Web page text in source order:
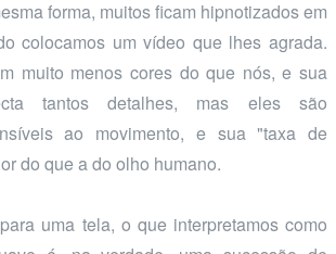
forma, muitos ficam hipnotizados em
colocamos um vídeo que lhes agrada.
muito menos cores do que nós, e sua
tantos detalhes, mas eles são
ao movimento, e sua "taxa de
do que a do olho humano.
uma tela, o que interpretamos como